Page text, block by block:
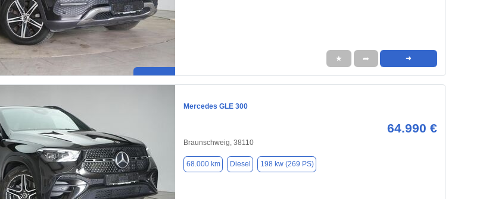
★ ➦ ➜
Mercedes GLE 300
64.990 €
Braunschweig, 38110
68.000 km Diesel 198 kw (269 PS)